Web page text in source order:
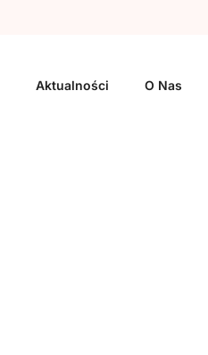
Aktualności O Nas